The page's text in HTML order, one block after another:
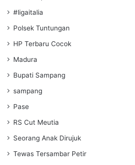
#ligaitalia
Polsek Tuntungan
HP Terbaru Cocok
Madura
Bupati Sampang
sampang
Pase
RS Cut Meutia
Seorang Anak Dirujuk
Tewas Tersambar Petir